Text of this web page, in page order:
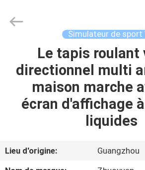
MAISON
PRODUITS
SHOW
Zhuoyuan
Co.,Ltd.
Simulateur de sport
Le tapis roulant
directionnel multi
maison marche
écran d'affichage
liquides
Lieu d'origine:
Guangzhou